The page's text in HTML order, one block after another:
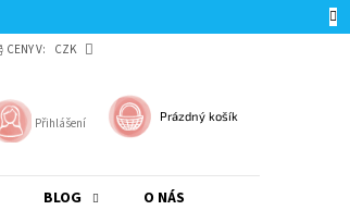
CENY V: CZK
Přihlášení Prázdný košík
BLOG O NÁS